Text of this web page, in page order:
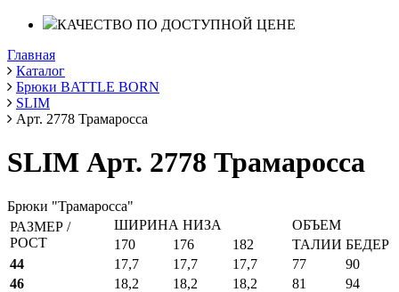
КАЧЕСТВО ПО ДОСТУПНОЙ ЦЕНЕ
Главная
Каталог
Брюки BATTLE BORN
SLIM
Арт. 2778 Трамаросса
SLIM Арт. 2778 Трамаросса
Брюки "Трамаросса"
РАЗМЕР /
РОСТ
ШИРИНА НИЗА
ОБЪЕМ
170
176 182 ТАЛИИ БЕДЕР
44
17,7 17,7 17,7 77
90
46
18,2 18,2 18,2 81
94